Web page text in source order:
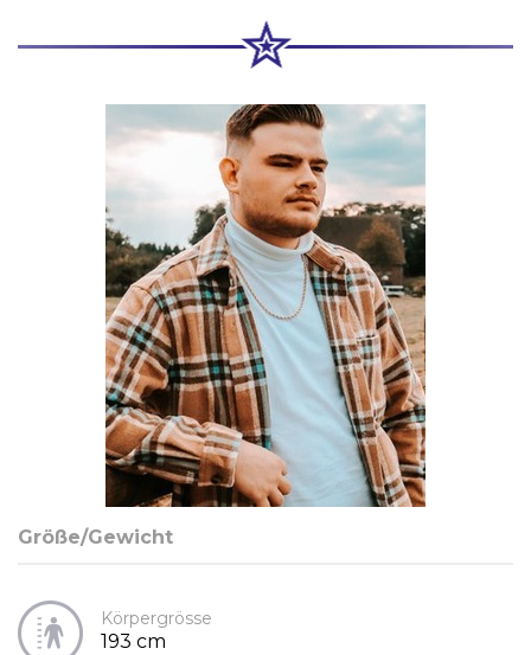
Größe/Gewicht
Körpergrösse
193 cm